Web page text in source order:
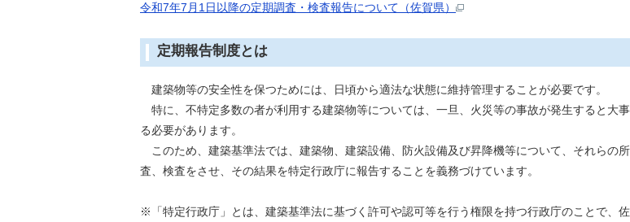
令和7年7月1日以降の定期調査・検査報告について（佐賀県）
定期報告制度とは
建築物等の安全性を保つためには、日頃から適法な状態に維持管理することが必要です。
特に、不特定多数の者が利用する建築物等については、一旦、火災等の事故が発生すると大
る必要があります。
このため、建築基準法では、建築物、建築設備、防火設備及び昇降機等について、それらの
査、検査をさせ、その結果を特定行政庁に報告することを義務づけています。
※「特定行政庁」とは、建築基準法に基づく許可や認可等を行う権限を持つ行政庁のことで